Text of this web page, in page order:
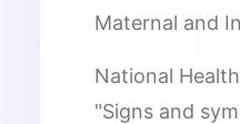
Maternal and
National
"Signs and